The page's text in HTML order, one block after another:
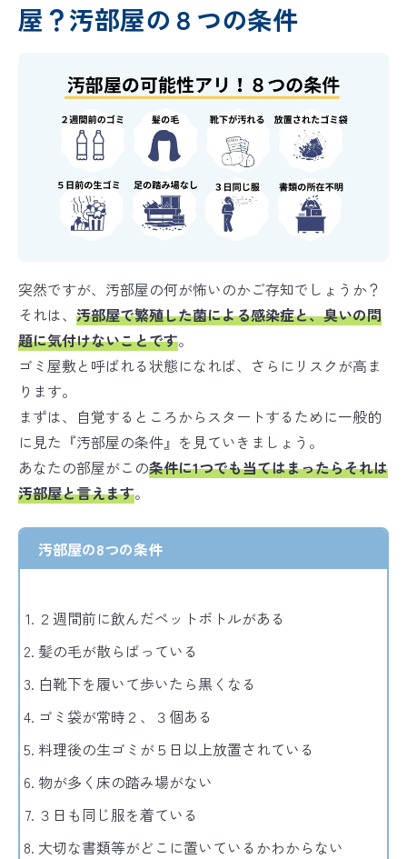
屋？汚部屋の８つの条件
突然ですが、汚部屋の何が怖いのかご存知でしょうか？
それは、 汚部屋で繁殖した菌による感染症と、臭いの問
題に気付けないことです。
ゴミ屋敷と呼ばれる状態になれば、さらにリスクが高ま
ります。
まずは、自覚するところからスタートするために一般的
に見た『汚部屋の条件』を見ていきましょう。
あなたの部屋がこの条件に1つでも当てはまったらそれは
汚部屋と言えます。
汚部屋の8つの条件
２週間前に飲んだペットボトルがある
髪の毛が散らばっている
白靴下を履いて歩いたら黒くなる
ゴミ袋が常時２、３個ある
料理後の生ゴミが５日以上放置されている
物が多く床の踏み場がない
３日も同じ服を着ている
大切な書類等がどこに置いているかわからない